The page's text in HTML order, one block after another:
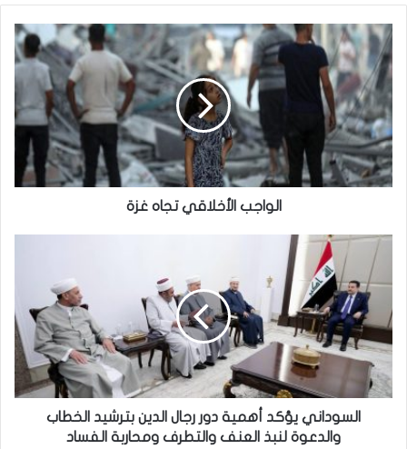
الواجب
الأخلاقي
تجاه
غزة
الواجب الأخلاقي تجاه غزة
السوداني
يؤكد
أهمية
رجال
الدين
بترشيد
الخطاب
والدعوة
السوداني يؤكد أهمية دور رجال الدين بترشيد الخطاب
والدعوة لنبذ العنف والتطرف ومحاربة الفساد